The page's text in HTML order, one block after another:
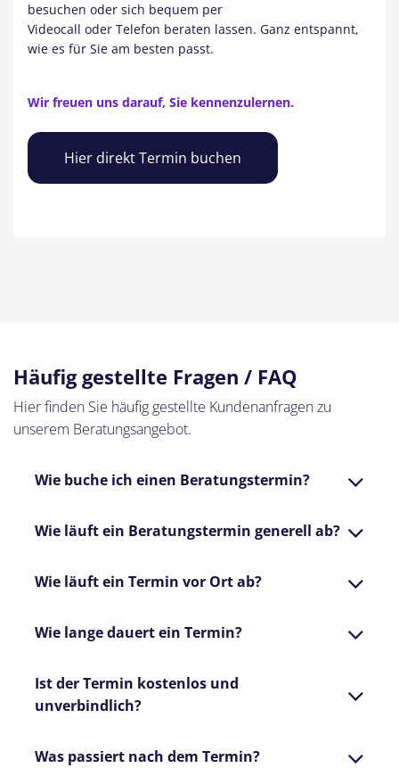
besuchen oder sich bequem per
Videocall oder Telefon beraten lassen. Ganz entspannt,
wie es für Sie am besten passt.
Wir freuen uns darauf, Sie kennenzulernen.
Hier direkt Termin buchen
Häufig gestellte Fragen / FAQ
Hier finden Sie häufig gestellte Kundenanfragen zu
unserem Beratungsangebot.
Wie buche ich einen Beratungstermin?
Wie läuft ein Beratungstermin generell ab?
Wie läuft ein Termin vor Ort ab?
Wie lange dauert ein Termin?
Ist der Termin kostenlos und
unverbindlich?
Was passiert nach dem Termin?